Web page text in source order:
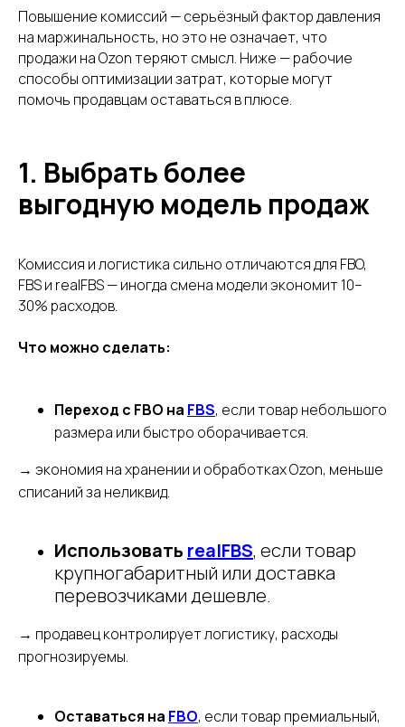
Повышение комиссий — серьёзный фактор давления
на маржинальность, но это не означает, что
продажи на Ozon теряют смысл. Ниже — рабочие
способы оптимизации затрат, которые могут
помочь продавцам оставаться в плюсе.
1. Выбрать более
выгодную модель продаж
Комиссия и логистика сильно отличаются для FBO,
FBS и realFBS — иногда смена модели экономит 10–
30% расходов.
Что можно сделать:
Переход с FBO на FBS, если товар небольшого
размера или быстро оборачивается.
→ экономия на хранении и обработках Ozon, меньше
списаний за неликвид.
Использовать realFBS, если товар
крупногабаритный или доставка
перевозчиками дешевле.
→ продавец контролирует логистику, расходы
прогнозируемы.
Оставаться на FBO, если товар премиальный,